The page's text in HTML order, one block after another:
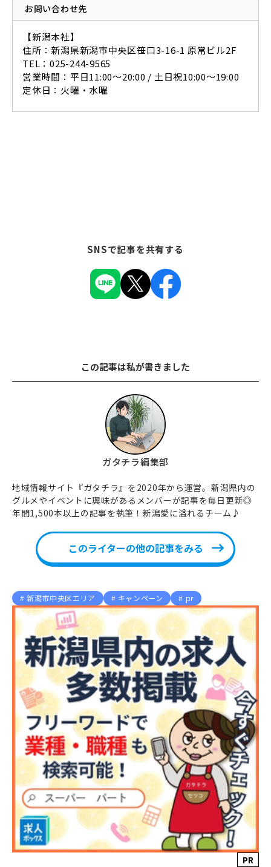
お問い合わせ先
【新潟本社】
住所：新潟県新潟市中央区笹口3-16-1 原常ビル2F
TEL：025-244-9565
営業時間：平日11:00～20:00 / 土日祝10:00～19:00
定休日：火曜・水曜
SNSで記事を共有する
この記事は私が書きました
ガタチラ編集部
地域情報サイト『ガタチラ』を2020年から運営。新潟県内の
グルメやイベントに興味があるメンバーが記事を毎日更新◎
年間1,500本以上の記事を執筆！新潟愛に溢れるチーム♪
このライターの他の記事をみる
新潟市中央区エリア キャンペーン pr
PR